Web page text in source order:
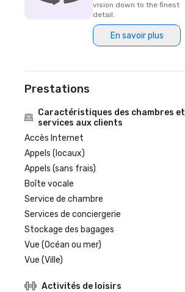
vision down to the finest
detail.
En savoir plus
Prestations
Caractéristiques des chambres et
services aux clients
Accès Internet
Appels (locaux)
Appels (sans frais)
Boîte vocale
Service de chambre
Services de conciergerie
Stockage des bagages
Vue (Océan ou mer)
Vue (Ville)
Activités de loisirs